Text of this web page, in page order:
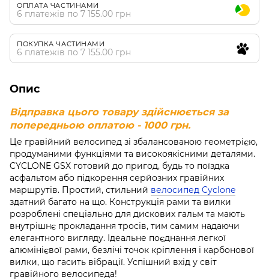
ОПЛАТА ЧАСТИНАМИ
6 платежів по 7 155.00 грн
ПОКУПКА ЧАСТИНАМИ
6 платежів по 7 155.00 грн
Опис
Відправка цього товару здійснюється за
попередньою оплатою - 1000 грн.
Це гравійний велосипед зі збалансованою геометрією,
продуманими функціями та високоякісними деталями.
CYCLONE GSX готовий до пригод, будь то поїздка
асфальтом або підкорення серйозних гравійних
маршрутів. Простий, стильний велосипед Cyclone
здатний багато на що. Конструкція рами та вилки
розроблені спеціально для дискових гальм та мають
внутрішнє прокладання тросів, тим самим надаючи
елегантного вигляду. Ідеальне поєднання легкої
алюмінієвої рами, безлічі точок кріплення і карбонової
вилки, що гасить вібрації. Успішний вхід у світ
гравійного велосипеда!